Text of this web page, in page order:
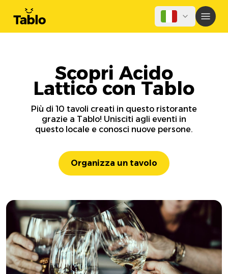
Scopri Acido
Lattico con Tablo
Più di 10 tavoli creati in questo ristorante
grazie a Tablo! Unisciti agli eventi in
questo locale e conosci nuove persone.
Organizza un tavolo